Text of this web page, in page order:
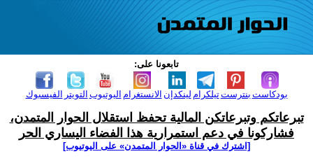
تابعونا على:
الفيسبوك التويتر اليوتيوب الانستغرام لينكدإن تيلكرامبنترست بودكاست
تبرعاتكم وتبرعاتكن المالية تحفظ استقلال الحوار المتمدن،
فشاركونا في دعم استمرارية هذا الفضاء اليساري الحر
[اشترك في قناة ‫«الحوار المتمدن» على اليوتيوب]